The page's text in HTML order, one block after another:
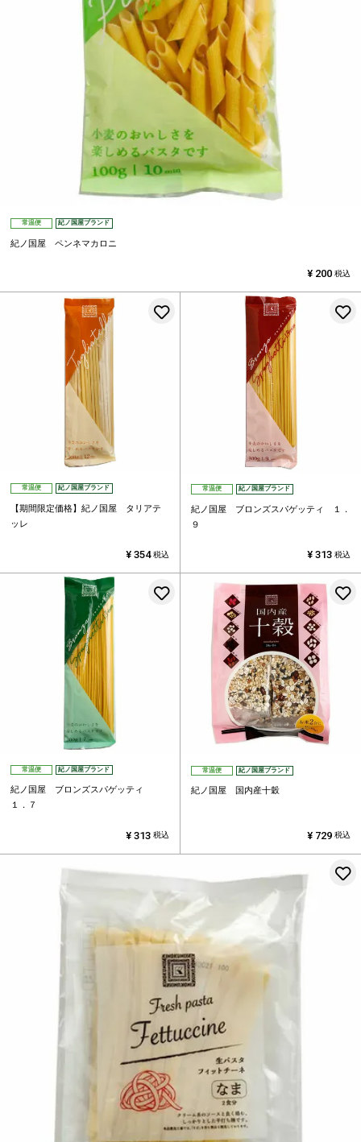
常温便 紀ノ国屋ブランド
紀ノ国屋 ペンネマカロニ
¥ 200 税込
常温便 紀ノ国屋ブランド
【期間限定価格】紀ノ国屋 タリアテ
ッレ
お気に入りに登録する
¥ 354 税込
常温便 紀ノ国屋ブランド
紀ノ国屋 ブロンズスパゲッティ １．
９
¥ 313 税込
常温便 紀ノ国屋ブランド
紀ノ国屋 ブロンズスパゲッティ
１．７
お気に入りに登録する
¥ 313 税込
常温便 紀ノ国屋ブランド
紀ノ国屋 国内産十穀
¥ 729 税込